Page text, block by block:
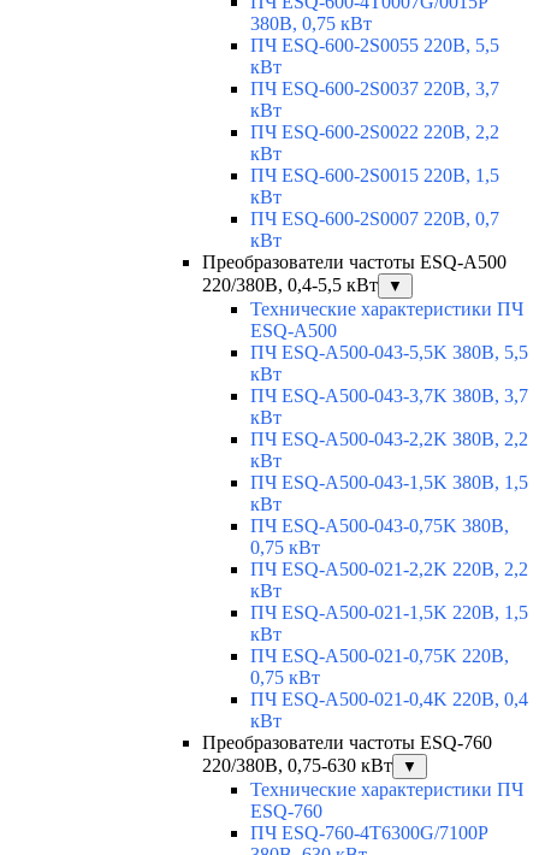
380В, 0,75 кВт
ПЧ ESQ-600-2S0055 220В, 5,5
кВт
ПЧ ESQ-600-2S0037 220В, 3,7
кВт
ПЧ ESQ-600-2S0022 220В, 2,2
кВт
ПЧ ESQ-600-2S0015 220В, 1,5
кВт
ПЧ ESQ-600-2S0007 220В, 0,7
кВт
Преобразователи частоты ESQ-A500
220/380В, 0,4-5,5 кВт
▼
Технические характеристики ПЧ
ESQ-A500
ПЧ ESQ-A500-043-5,5K 380В, 5,5
кВт
ПЧ ESQ-A500-043-3,7K 380В, 3,7
кВт
ПЧ ESQ-A500-043-2,2K 380В, 2,2
кВт
ПЧ ESQ-A500-043-1,5K 380В, 1,5
кВт
ПЧ ESQ-A500-043-0,75K 380В,
0,75 кВт
ПЧ ESQ-A500-021-2,2K 220В, 2,2
кВт
ПЧ ESQ-A500-021-1,5K 220В, 1,5
кВт
ПЧ ESQ-A500-021-0,75K 220В,
0,75 кВт
ПЧ ESQ-A500-021-0,4K 220В, 0,4
кВт
Преобразователи частоты ESQ-760
220/380В, 0,75-630 кВт
▼
Технические характеристики ПЧ
ESQ-760
ПЧ ESQ-760-4T6300G/7100P